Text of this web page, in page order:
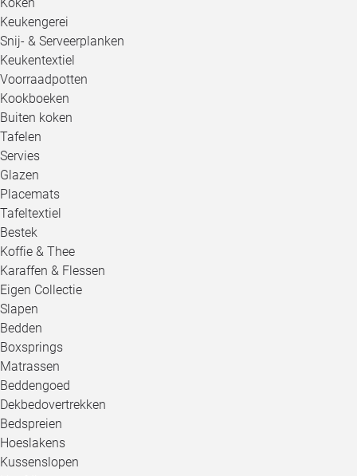
Keukengerei
Snij- & Serveerplanken
Keukentextiel
Voorraadpotten
Kookboeken
Buiten koken
Tafelen
Servies
Glazen
Placemats
Tafeltextiel
Bestek
Koffie & Thee
Karaffen & Flessen
Eigen Collectie
Slapen
Bedden
Boxsprings
Matrassen
Beddengoed
Dekbedovertrekken
Bedspreien
Hoeslakens
Kussenslopen